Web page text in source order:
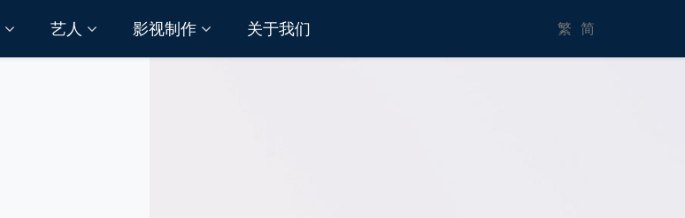
艺人 影视制作 关于我们 繁 简